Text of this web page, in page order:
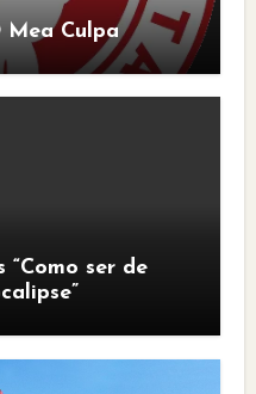
Mea Culpa
“Como ser de